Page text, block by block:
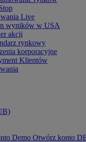
Live
wyników w USA
akcji
rynkowy
korporacyjne
Klientów
Demo Otwórz konto